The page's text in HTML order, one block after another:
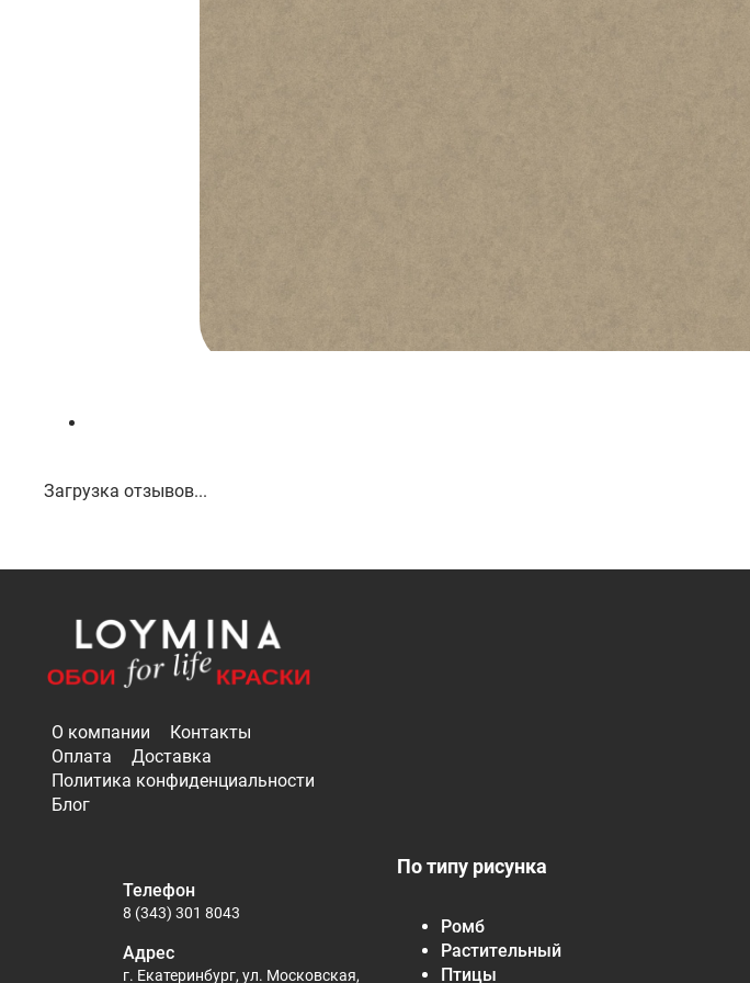
Загрузка отзывов...
О компании
Контакты
Оплата
Доставка
Политика конфиденциальности
Блог
По типу рисунка
Ромб
Растительный
Птицы
Телефон
8 (343) 301 8043
Адрес
г. Екатеринбург, ул. Московская,